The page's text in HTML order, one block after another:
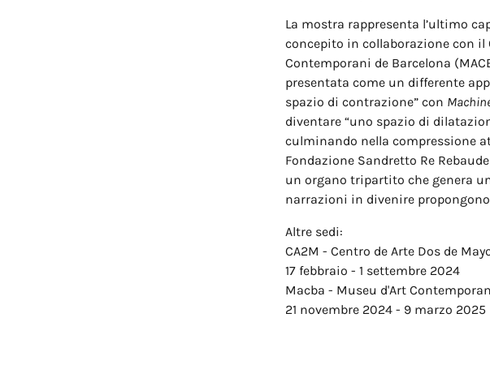
La mostra rappresenta l’ultimo
concepito in collaborazione con il
Contemporani de Barcelona
presentata come un differente
spazio di contrazione” con
diventare “uno spazio di
culminando nella compressione
Fondazione Sandretto Re
un organo tripartito che genera
narrazioni in divenire
Altre sedi:
CA2M - Centro de Arte Dos de
17 febbraio - 1 settembre 2024
Macba - Museu d'Art
21 novembre 2024 - 9 marzo 2025